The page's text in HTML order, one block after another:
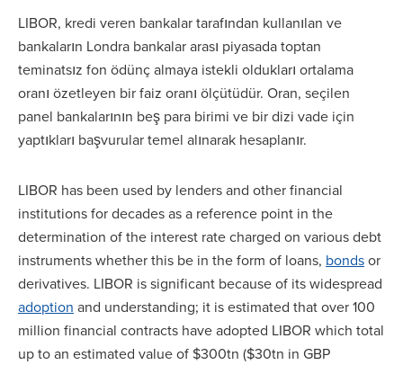
LIBOR, kredi veren bankalar tarafından kullanılan ve
bankaların Londra bankalar arası piyasada toptan
teminatsız fon ödünç almaya istekli oldukları ortalama
oranı özetleyen bir faiz oranı ölçütüdür. Oran, seçilen
panel bankalarının beş para birimi ve bir dizi vade için
yaptıkları başvurular temel alınarak hesaplanır.
LIBOR has been used by lenders and other financial
institutions for decades as a reference point in the
determination of the interest rate charged on various debt
instruments whether this be in the form of loans, bondsor
derivatives. LIBOR is significant because of its widespread
adoption and understanding; it is estimated that over 100
million financial contracts have adopted LIBOR which total
up to an estimated value of $300tn ($30tn in GBP